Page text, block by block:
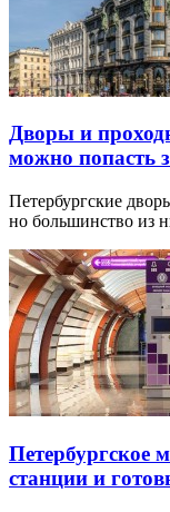
Дворы и
можно попасть
Петербургские
но большинство из
Петербургское
станции и